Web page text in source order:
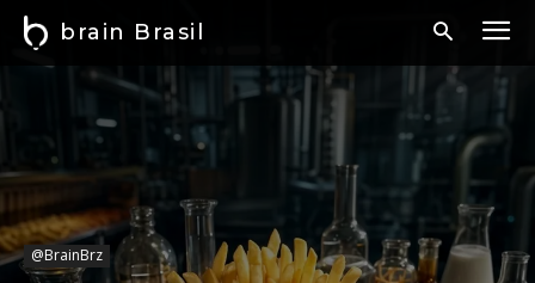
brain Brasil
@BrainBrz